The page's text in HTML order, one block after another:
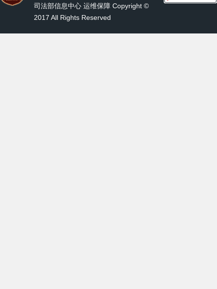
司法部信息中心 运维保障 Copyright ©
2017 All Rights Reserved